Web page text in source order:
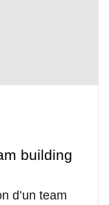
building
d’un team